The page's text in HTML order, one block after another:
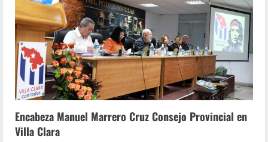
Encabeza Manuel Marrero Cruz Consejo Provincial en
Villa Clara